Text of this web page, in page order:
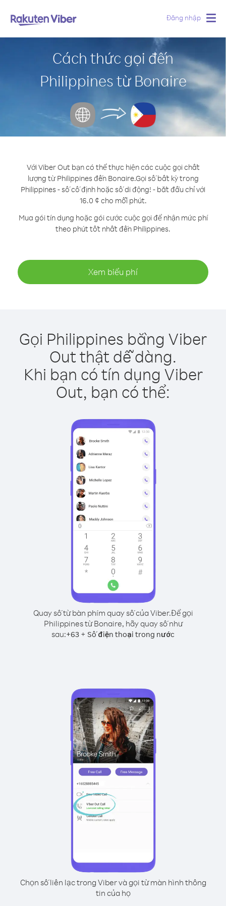
Đăng nhập
Cách thức gọi đến
Philippines từ Bonaire
Với Viber Out bạn có thể thực hiện các cuộc gọi chất
lượng từ Philippines đến Bonaire.Gọi số bất kỳ trong
Philippines - số cố định hoặc số di động! - bắt đầu chỉ với
16.0 ¢ cho mỗi phút.
Mua gói tín dụng hoặc gói cước cuộc gọi để nhận mức phí
theo phút tốt nhất đến Philippines.
Xem biểu phí
Gọi Philippines bằng Viber
Out thật dễ dàng.
Khi bạn có tín dụng Viber
Out, bạn có thể:
Quay số từ bàn phím quay số của Viber.Để gọi
Philippines từ Bonaire, hãy quay số như
sau:+63 + Số điện thoại trong nước
Chọn số liên lạc trong Viber và gọi từ màn hình thông
tin của họ